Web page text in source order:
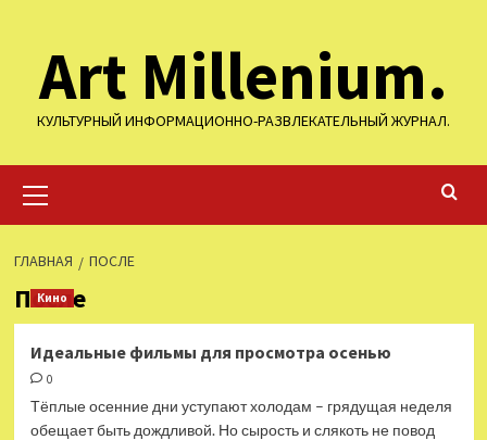
содержимому
Art Millenium.
КУЛЬТУРНЫЙ ИНФОРМАЦИОННО-РАЗВЛЕКАТЕЛЬНЫЙ ЖУРНАЛ.
меню
ГЛАВНАЯ ПОСЛЕ
После
Кино
Идеальные фильмы для просмотра осенью
0
Тёплые осенние дни уступают холодам – грядущая неделя
обещает быть дождливой. Но сырость и слякоть не повод